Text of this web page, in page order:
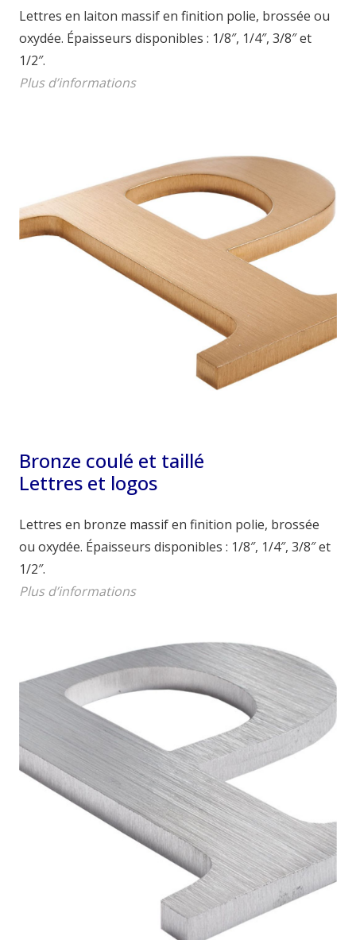
Lettres en laiton massif en finition polie, brossée ou
oxydée. Épaisseurs disponibles : 1/8″, 1/4″, 3/8″ et
1/2″.
Plus d’informations
Bronze coulé et taillé
Lettres et logos
Lettres en bronze massif en finition polie, brossée
ou oxydée. Épaisseurs disponibles : 1/8″, 1/4″, 3/8″ et
1/2″.
Plus d’informations